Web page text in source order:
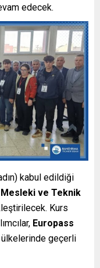
edecek.
kabul edildiği
Mesleki ve Teknik
Kurs
Europass
ülkelerinde geçerli